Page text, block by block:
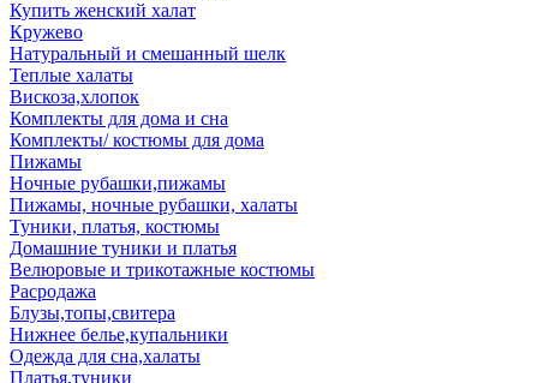
Купить женский халат
Кружево
Натуральный и смешанный шелк
Теплые халаты
Вискоза,хлопок
Комплекты для дома и сна
Комплекты/ костюмы для дома
Пижамы
Ночные рубашки,пижамы
Пижамы, ночные рубашки, халаты
Туники, платья, костюмы
Домашние туники и платья
Велюровые и трикотажные костюмы
Расродажа
Блузы,топы,свитера
Нижнее белье,купальники
Одежда для сна,халаты
Платья,туники